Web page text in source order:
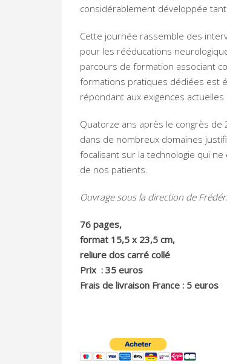
considérablement développée
Cette journée rassemble des
pour les rééducations
parcours de formation associant
formations pratiques dédiées est
répondant aux exigences
Quatorze ans après le congrès
dans de nombreux domaines
focalisant sur la technologie qui
de nos patients.
Ouvrage sous la direction de
76 pages,
format 15,5 x 23,5 cm,
reliure dos carré collé
Prix : 35 euros
Frais de livraison France : 5 euros